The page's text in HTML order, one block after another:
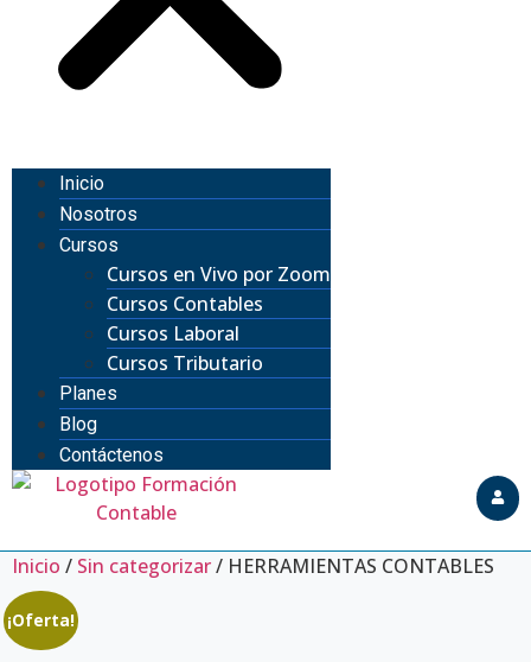
Inicio
Nosotros
Cursos
Cursos en Vivo por Zoom
Cursos Contables
Cursos Laboral
Cursos Tributario
Planes
Blog
Contáctenos
Inicio / Sin categorizar/ HERRAMIENTAS CONTABLES
¡Oferta!